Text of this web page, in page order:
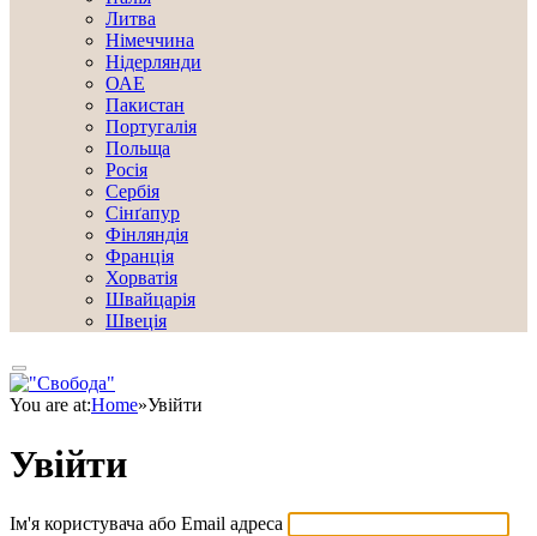
Литва
Німеччина
Нідерлянди
ОАЕ
Пакистан
Португалія
Польща
Росія
Сербія
Сінґапур
Фінляндія
Франція
Хорватія
Швайцарія
Швеція
You are at:Home»Увійти
Увійти
Ім'я користувача або Email адреса